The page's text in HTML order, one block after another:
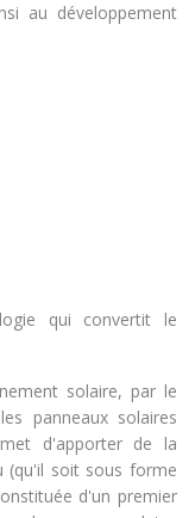
au développement
qui convertit le
solaire, par le
panneaux solaires
d'apporter de la
(qu'il soit sous forme
d'un premier